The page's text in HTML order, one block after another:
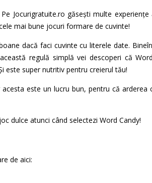
Jocurigratuite.ro găsești multe
mai bune jocuri formare de cuvinte!
dacă faci cuvinte cu literele date.
regulă simplă vei descoperi că
este super nutritiv pentru creierul tău!
este un lucru bun, pentru că
dulce atunci când selectezi Word Candy!
de aici: